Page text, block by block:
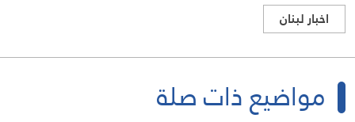
اخبار لبنان
مواضيع ذات صلة